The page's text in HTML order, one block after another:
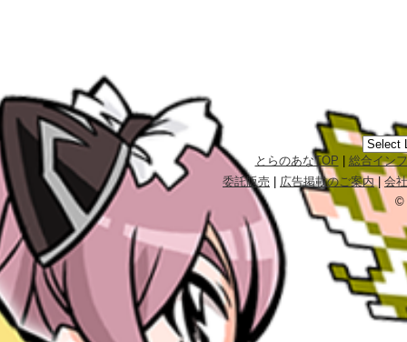
とらのあなTOP
総合イン
委託販売
広告掲載のご案内|会
©